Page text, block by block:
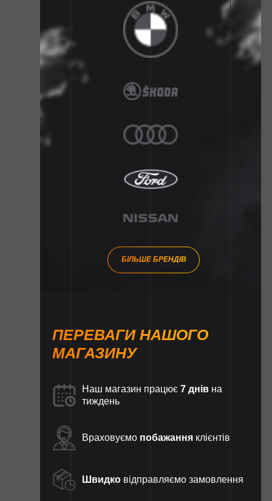
БІЛЬШЕ БРЕНДІВ
ПЕРЕВАГИ НАШОГО
МАГАЗИНУ
Наш магазин працює 7 днів на
тиждень
Враховуємо побажання клієнтів
Швидко відправляємо замовлення